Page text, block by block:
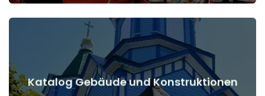
Katalog Gebäude und Konstruktionen
Details anzeigen